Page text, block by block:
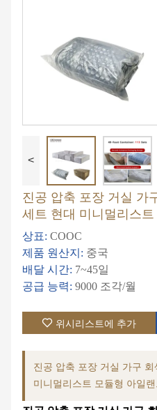
<
진공 압축 포장 거실 가
세트 현대 미니멀리스
상표: COOC
제품 원산지: 중국
배달 시간: 7~45일
공급 능력: 9000 조각/월
위시리스트에 추가
진공 압축 포장 거실 가구
미니멀리스트 모듈형 아일